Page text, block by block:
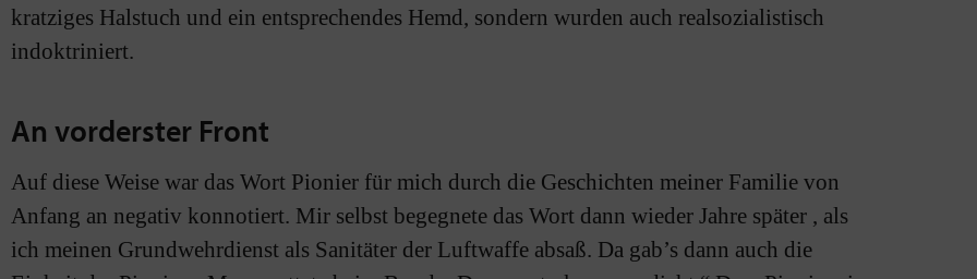
kratziges Halstuch und ein entsprechendes Hemd, sondern wurden auch realsozialistisch
indoktriniert.
An vorderster Front
Auf diese Weise war das Wort Pionier für mich durch die Geschichten meiner Familie von
Anfang an negativ konnotiert. Mir selbst begegnete das Wort dann wieder Jahre später , als
ich meinen Grundwehrdienst als Sanitäter der Luftwaffe absaß. Da gab’s dann auch die